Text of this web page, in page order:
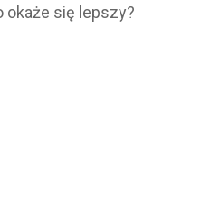
okaże się lepszy?